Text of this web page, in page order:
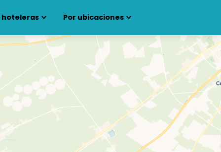
hoteleras Por ubicaciones